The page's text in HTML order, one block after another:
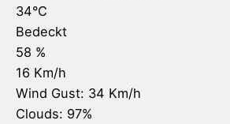
34°C
Bedeckt
58 %
16 Km/h
Wind Gust: 34 Km/h
Clouds: 97%